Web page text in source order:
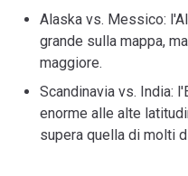
Alaska vs. Messico:
grande sulla mappa,
maggiore.
Scandinavia vs. India:
enorme alle alte
supera quella di molti